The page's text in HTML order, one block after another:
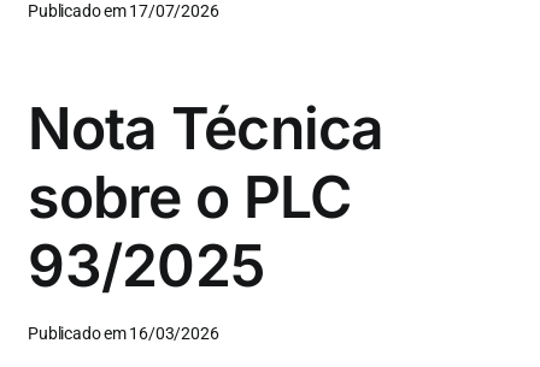
Publicado em 17/07/2026
Nota Técnica
sobre o PLC
93/2025
Publicado em 16/03/2026